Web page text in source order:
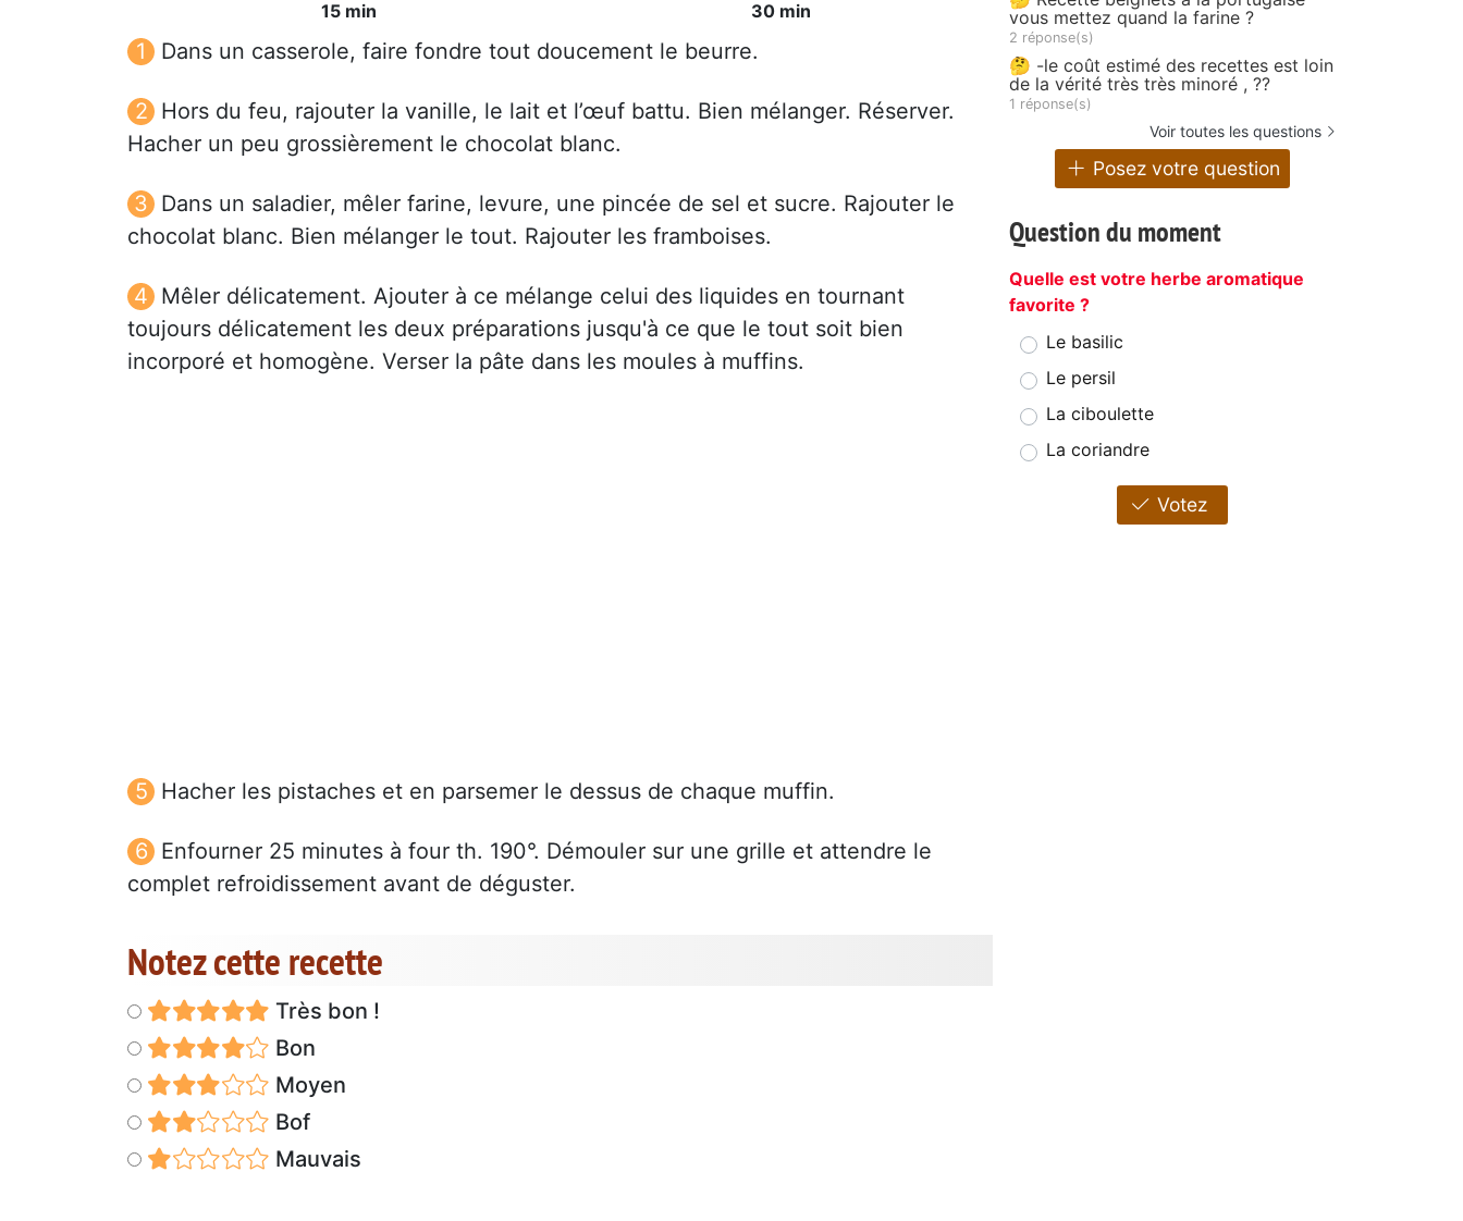
15 min
30 min
Dans un casserole, faire fondre tout doucement le beurre.
Hors du feu, rajouter la vanille, le lait et l’œuf battu. Bien mélanger. Réserver.
Hacher un peu grossièrement le chocolat blanc.
Dans un saladier, mêler farine, levure, une pincée de sel et sucre. Rajouter le
chocolat blanc. Bien mélanger le tout. Rajouter les framboises.
Mêler délicatement. Ajouter à ce mélange celui des liquides en tournant
toujours délicatement les deux préparations jusqu'à ce que le tout soit bien
incorporé et homogène. Verser la pâte dans les moules à muffins.
Hacher les pistaches et en parsemer le dessus de chaque muffin.
Enfourner 25 minutes à four th. 190°. Démouler sur une grille et attendre le
complet refroidissement avant de déguster.
Notez cette recette
Très bon !
Bon
Moyen
Bof
Mauvais
vous mettez quand la farine ?
2 réponse(s)
🤔 -le coût estimé des recettes est loin
de la vérité très très minoré , ??
1 réponse(s)
Voir toutes les questions
Posez votre question
Question du moment
Quelle est votre herbe aromatique
favorite ?
Le basilic
Le persil
La ciboulette
La coriandre
Votez